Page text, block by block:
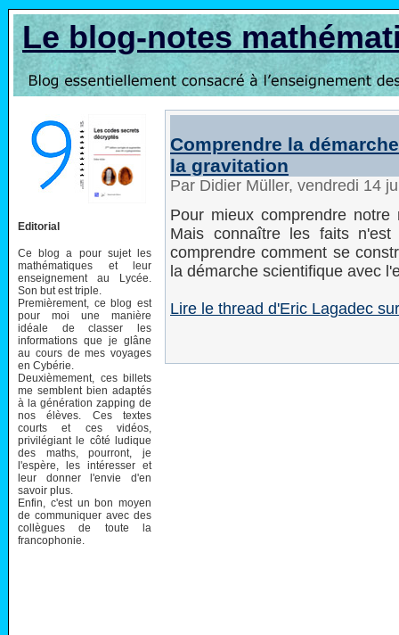
Le blog-notes
Editorial
Ce blog a pour sujet les
mathématiques et leur
enseignement au Lycée.
Son but est triple.
Premièrement, ce blog est
pour moi une manière
idéale de classer les
informations que je glâne
au cours de mes voyages
en Cybérie.
Deuxièmement, ces billets
me semblent bien adaptés
à la génération zapping de
nos élèves. Ces textes
courts et ces vidéos,
privilégiant le côté ludique
des maths, pourront, je
l'espère, les intéresser et
leur donner l'envie d'en
savoir plus.
Enfin, c'est un bon moyen
de communiquer avec des
collègues de toute la
francophonie.
Comprendre la
la gravitation
Par Didier Müller, vendredi 14
Pour mieux comprendre
Mais connaître les faits
comprendre comment se
la démarche scientifique avec
Lire le thread d'Eric Lagadec